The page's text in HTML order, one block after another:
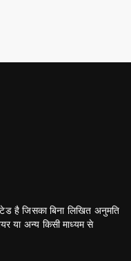
है जिसका बिना लिखित अनुमति
या अन्य किसी माध्यम से